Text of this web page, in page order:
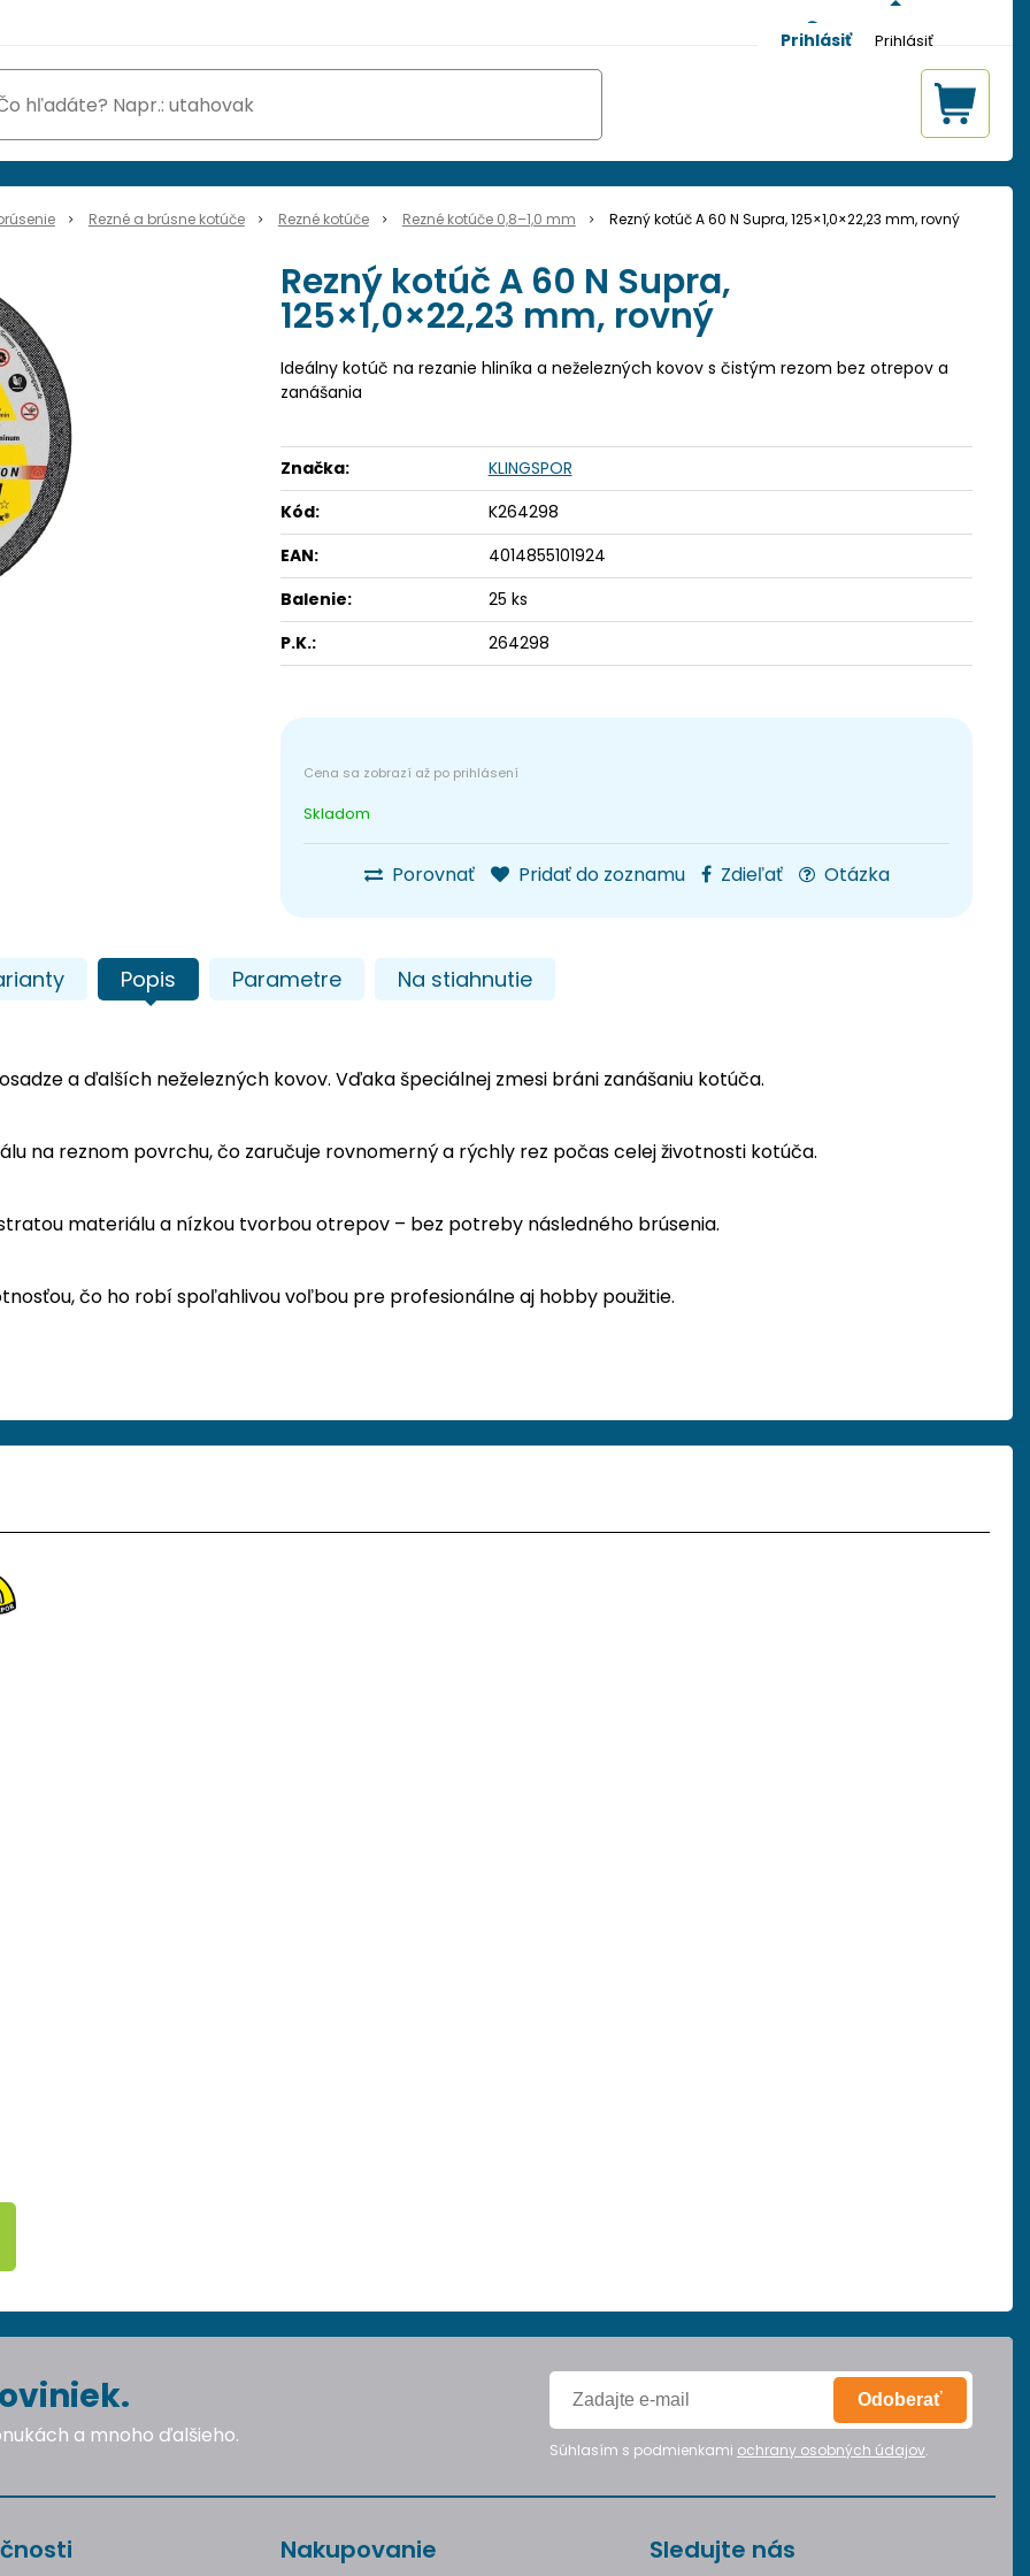
Prihlásiť
Rezné a brúsne kotúče Rezné kotúče Rezné kotúče 0,8–1,0 mm Rezný kotúč A 60 N Supra, 125×1,0×22,23 mm, rovný
Skladom
Porovnať Pridať do zoznamu Zdieľať Otázka
Rezný kotúč A 60 N Supra,
125×1,0×22,23 mm, rovný
Ideálny kotúč na rezanie hliníka a neželezných kovov s čistým rezom bez otrepov a
zanášania
Značka:
KLINGSPOR
Kód:
K264298
EAN:
4014855101924
Balenie:
25 ks
P.K.:
264298
Popis Parametre Na stiahnutie
a ďalších neželezných kovov. Vďaka špeciálnej zmesi bráni zanášaniu kotúča.
na reznom povrchu, čo zaručuje rovnomerný a rýchly rez počas celej životnosti kotúča.
materiálu a nízkou tvorbou otrepov – bez potreby následného brúsenia.
čo ho robí spoľahlivou voľbou pre profesionálne aj hobby použitie.
a mnoho ďalšieho.
Odoberať
Súhlasím s podmienkami ochrany osobných údajov.
Nakupovanie Sledujte nás